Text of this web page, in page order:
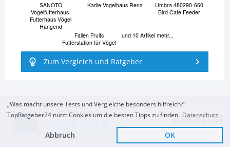
Zum Top Angebot
KOSTENLOSE LIEFERUNG
SANOTO
Vogelfutterhaus-
Futterhaus Vögel
Hängend
Karlie Vogelhaus Rena
Umbra 480290-660
Bird Cafe Feeder
Fallen Fruits
Futterstation für Vögel
und 10 Artikel mehr...
Zum Vergleich und Ratgeber
„Was macht unsere Tests und Vergleiche besonders hilfreich?“
TopRatgeber24 nutzt Cookies um die besten Tipps zu finden. Datenschutz
Abbruch OK